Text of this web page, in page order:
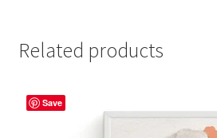
Related products
Save